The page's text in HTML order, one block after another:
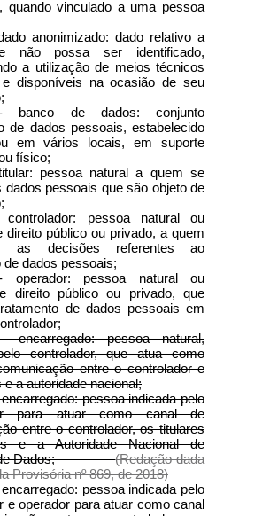
quando vinculado a uma pessoa
anonimizado: dado relativo a
não possa ser identificado,
a utilização de meios técnicos
e disponíveis na ocasião de seu
banco de dados: conjunto
de dados pessoais, estabelecido
em vários locais, em suporte
físico;
pessoa natural a quem se
dados pessoais que são objeto de
pessoa natural ou
direito público ou privado, a quem
as decisões referentes ao
de dados pessoais;
operador: pessoa natural ou
direito público ou privado, que
de dados pessoais em
encarregado: pessoa natural,
controlador, que atua como
entre o controlador e
e a autoridade nacional;
pessoa indicada pelo
para atuar como canal de
entre o controlador, os titulares
e a Autoridade Nacional de
de Dados;(Redação dada
Provisória nº 869, de 2018)
pessoa indicada pelo
e operador para atuar como canal